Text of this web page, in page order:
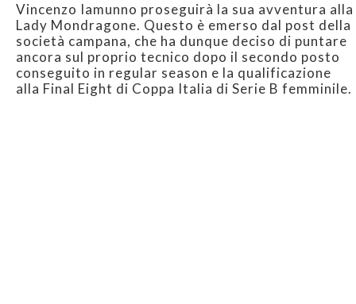
Vincenzo Iamunno proseguirà la sua avventura alla
Lady Mondragone. Questo è emerso dal post della
società campana, che ha dunque deciso di puntare
ancora sul proprio tecnico dopo il secondo posto
conseguito in regular season e la qualificazione
alla Final Eight di Coppa Italia di Serie B femminile.